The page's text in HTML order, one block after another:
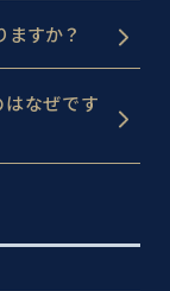
ますか？
なぜです